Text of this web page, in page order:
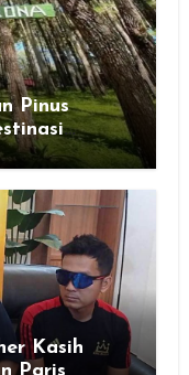
Pinus
Kasih